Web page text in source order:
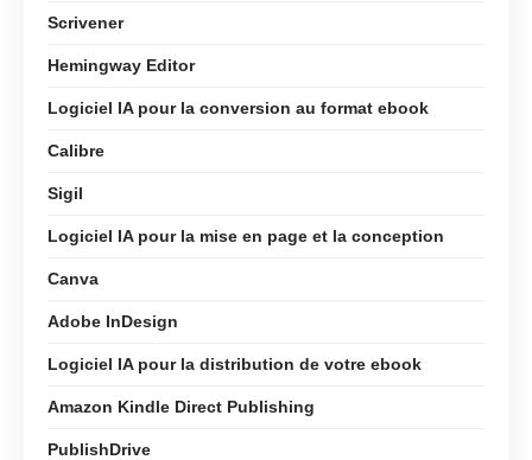
Scrivener
Hemingway Editor
Logiciel IA pour la conversion au format ebook
Calibre
Sigil
Logiciel IA pour la mise en page et la conception
Canva
Adobe InDesign
Logiciel IA pour la distribution de votre ebook
Amazon Kindle Direct Publishing
PublishDrive